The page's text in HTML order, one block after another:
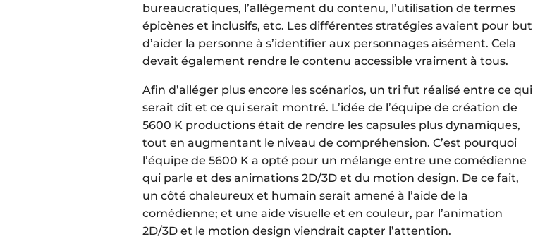
bureaucratiques, l’allégement du contenu, l’utilisation de termes
épicènes et inclusifs, etc. Les différentes stratégies avaient pour but
d’aider la personne à s’identifier aux personnages aisément. Cela
devait également rendre le contenu accessible vraiment à tous.
Afin d’alléger plus encore les scénarios, un tri fut réalisé entre ce qui
serait dit et ce qui serait montré. L’idée de l’équipe de création de
5600 K productions était de rendre les capsules plus dynamiques,
tout en augmentant le niveau de compréhension. C’est pourquoi
l’équipe de 5600 K a opté pour un mélange entre une comédienne
qui parle et des animations 2D/3D et du motion design. De ce fait,
un côté chaleureux et humain serait amené à l’aide de la
comédienne; et une aide visuelle et en couleur, par l’animation
2D/3D et le motion design viendrait capter l’attention.